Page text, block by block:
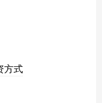
方式